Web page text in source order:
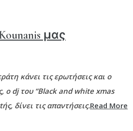
μας
κάνει τις ερωτήσεις και ο
o dj του “Black and white xmas
δίνει τις απαντήσεις.Read More